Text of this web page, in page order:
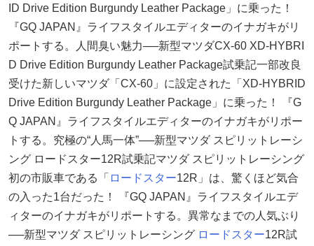
ID Drive Edition Burgundy Leather Package」に乗った！
『GQ JAPAN』ライフスタイルエディターのイナガキがリ
ポートする。人間臭い魅力──新型マツダCX-60 XD-HYBRI
D Drive Edition Burgundy Leather Package試乗記一部改良
受けた新しいマツダ「CX-60」に設定された「XD-HYBRID
Drive Edition Burgundy Leather Package」に乗った！ 『G
Q JAPAN』ライフスタイルエディターのイナガキがリポー
トする。究極の“人馬一体”──新型マツダ スピリットレーシ
ング ロードスター12R試乗記マツダ スピリットレーシング
初の市販車である「 ロードスター12R」は、驚くほど気合
の入った1台だった！ 『GQ JAPAN』ライフスタイルエデ
ィターのイナガキがリポートする。異常なまでの人気ぶり
──新型マツダ スピリットレーシング ロードスター12R試